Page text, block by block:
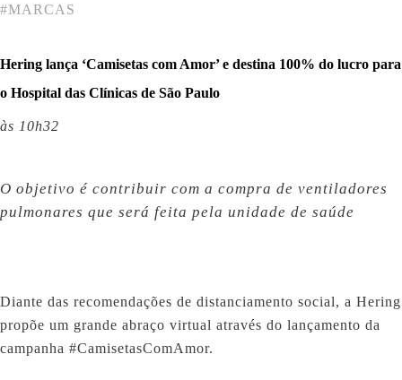
#MARCAS
Hering lança ‘Camisetas com Amor’ e destina 100% do lucro para
o Hospital das Clínicas de São Paulo
às 10h32
O objetivo é contribuir com a compra de ventiladores
pulmonares que será feita pela unidade de saúde
Diante das recomendações de distanciamento social, a Hering
propõe um grande abraço virtual através do lançamento da
campanha #CamisetasComAmor.